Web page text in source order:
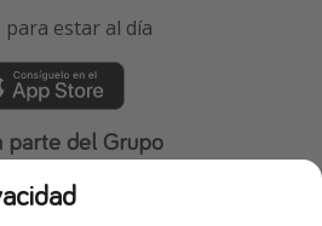
estar al día
parte del Grupo